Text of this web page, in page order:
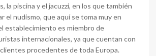
la piscina y el jacuzzi, en los que también
el nudismo, que aquí se toma muy en
establecimiento es miembro de
internacionales, ya que cuentan con
procedentes de toda Europa.